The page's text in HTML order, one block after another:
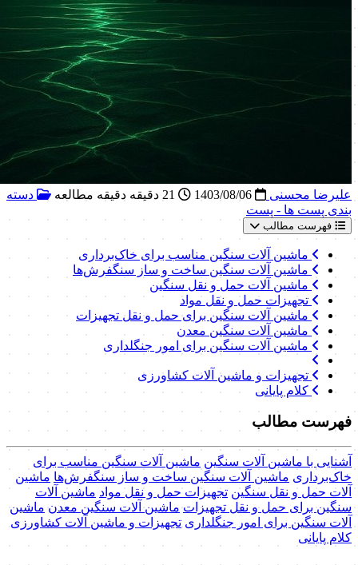
علیرضا محسنی
دسته
بندی پست ها - پست
فهرست مطالب
ماشین آلات سنگین مناسب برای خاک‌برداری
ماشین آلات سنگین ساخت و ساز سنگفرش‌ها
ماشین آلات حمل و نقل سنگین
تجهیزات حمل و نقل مواد
ماشین آلات سنگین برای حمل و نقل تجهیزات
ماشین آلات سنگین معدن
ماشین آلات سنگین برای امور جنگلداری
تجهیزات و ماشین آلات کشاورزی
کلام پایانی
فهرست مطالب
آشنایی با ماشین آلات سنگین ماشین آلات سنگین مناسب برای
خاک‌برداری ماشین آلات سنگین ساخت و ساز سنگفرش‌ها ماشین
آلات حمل و نقل سنگین تجهیزات حمل و نقل مواد ماشین آلات
سنگین برای حمل و نقل تجهیزات ماشین آلات سنگین معدن ماشین
آلات سنگین برای امور جنگلداری تجهیزات و ماشین آلات کشاورزی
کلام پایانی